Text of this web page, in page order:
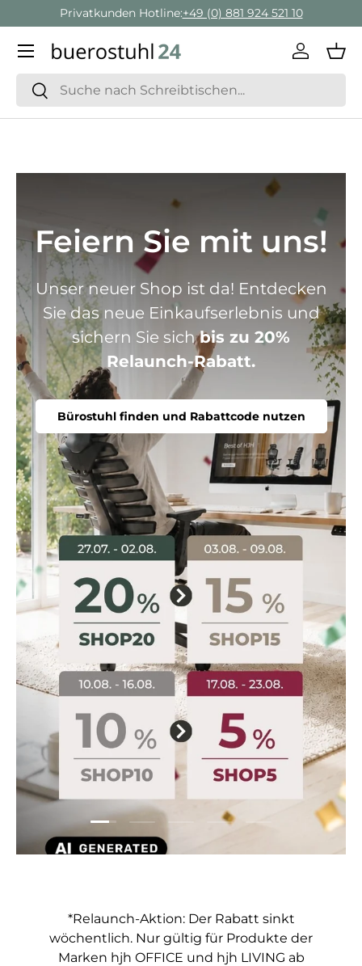
Direkt zum Inhalt
Geschäftskunden Beratung:+ 49 (0) 881 924 521 22
Suchen
Suchen
Menü
Feiern Sie mit uns!
Unser neuer Shop ist da! Entdecken
Sie das neue Einkaufserlebnis und
sichern Sie sichbis zu 20%
Relaunch-Rabatt.
Bürostuhl finden und Rabattcode nutzen
Folie laden 1 von 5
Folie laden 2 von 5
Folie laden 3 von 5
Folie laden 4 von 5
Folie laden 5
*Relaunch-Aktion: Der Rabatt sinkt
wöchentlich. Nur gültig für Produkte der
Marken hjh OFFICE und hjh LIVING ab